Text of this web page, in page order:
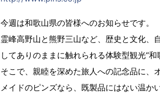
今週は和歌山県の皆様へのお知らせです。
霊峰高野山と熊野三山など、歴史と文化、
してありのままに触れられる体験型観光“
そこで、親睦を深めた旅人への記念品に、
メイドのピンズなら、既製品にはない温か